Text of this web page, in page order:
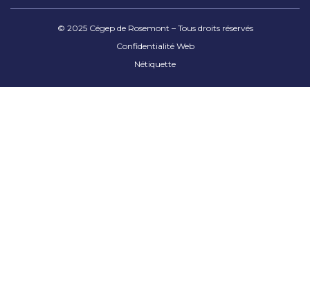
© 2025 Cégep de Rosemont – Tous droits réservés
Confidentialité Web
Nétiquette